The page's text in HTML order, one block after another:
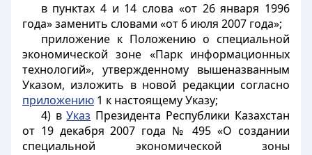
в пунктах 4 и 14 слова «от 26 января 1996
года» заменить словами «от 6 июля 2007 года»;
приложение к Положению о специальной
экономической зоне «Парк информационных
технологий», утвержденному вышеназванным
Указом, изложить в новой редакции согласно
приложению 1 к настоящему Указу;
4) вУказ Президента Республики Казахстан
от 19 декабря 2007 года № 495 «О создании
специальной экономической зоны